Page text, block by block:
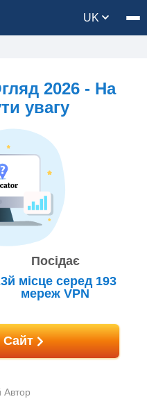
UK
2026 - На
увагу
Посідає
місце серед 193
мереж VPN
Сайт
Автор